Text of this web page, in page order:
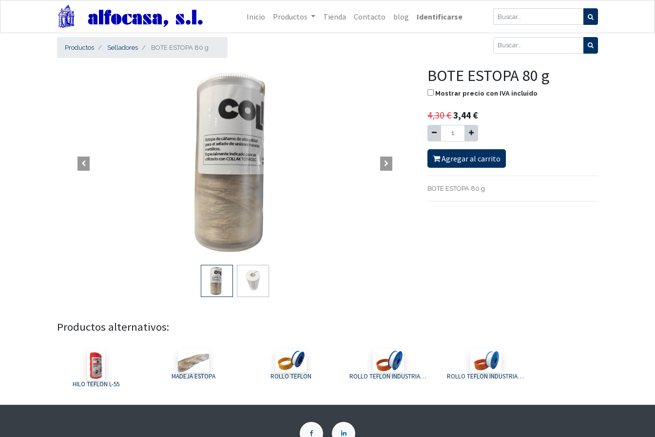
Inicio Productos Tienda Contacto blog Identificarse
Productos Selladores BOTE ESTOPA 80 g
BOTE ESTOPA 80 g
Mostrar precio con IVA incluido
4,30€3,44 €
Agregar al carrito
BOTE ESTOPA 80 g
Productos alternativos:
HILO TEFLON L-55
MADEJA ESTOPA ROLLO TEFLON ROLLO TEFLON INDUSTRIAL 19mm ROLLO TEFLON INDUSTRIAL 26mm